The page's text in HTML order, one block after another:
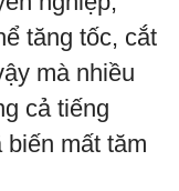
tăng tốc, cắt
mà nhiều
cả tiếng
mất tăm